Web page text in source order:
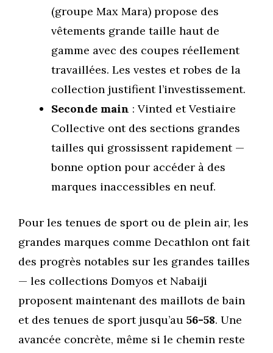
(groupe Max Mara) propose des
vêtements grande taille haut de
gamme avec des coupes réellement
travaillées. Les vestes et robes de la
collection justifient l’investissement.
Seconde main : Vinted et Vestiaire
Collective ont des sections grandes
tailles qui grossissent rapidement —
bonne option pour accéder à des
marques inaccessibles en neuf.
Pour les tenues de sport ou de plein air, les
grandes marques comme Decathlon ont fait
des progrès notables sur les grandes tailles
— les collections Domyos et Nabaiji
proposent maintenant des maillots de bain
et des tenues de sport jusqu’au 56-58. Une
avancée concrète, même si le chemin reste